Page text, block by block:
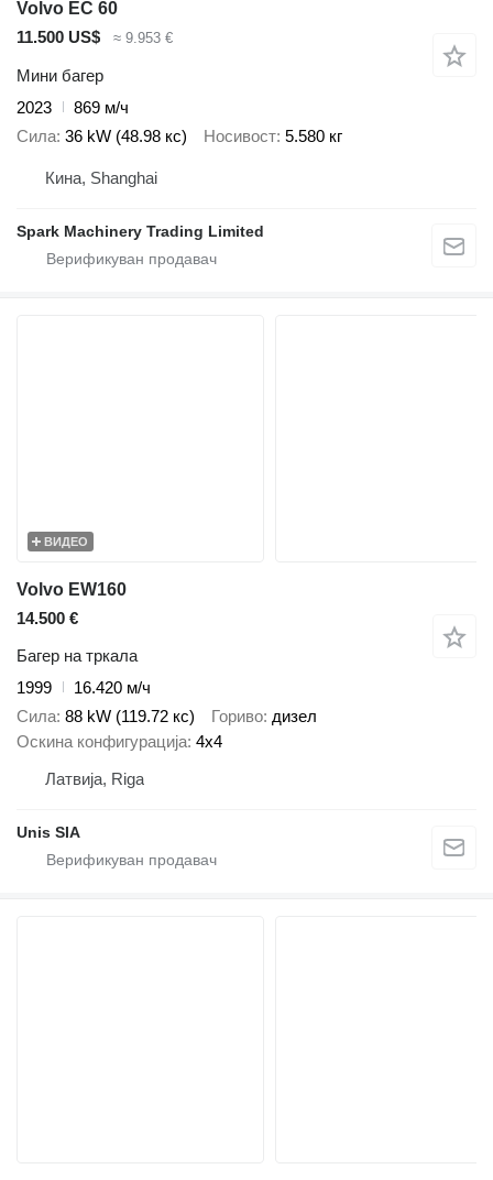
Volvo EC 60
11.500 US$
≈ 9.953 €
Мини багер
2023
869 м/ч
Сила 36 kW (48.98 кс) Носивост 5.580 кг
Кина, Shanghai
Spark Machinery Trading Limited
ВИДЕО
Volvo EW160
14.500 €
Багер на тркала
1999
16.420 м/ч
Сила 88 kW (119.72 кс) Гориво дизел
Оскина конфигурација 4x4
Латвија, Riga
Unis SIA